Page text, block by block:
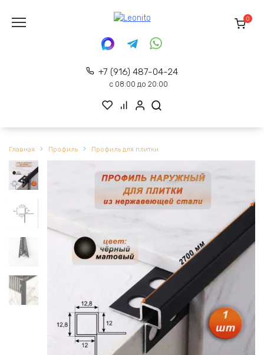
содержанию
+7 (916) 487-04-24
с 08:00 до 20:00
0
Главная Профиль Профиль для плитки